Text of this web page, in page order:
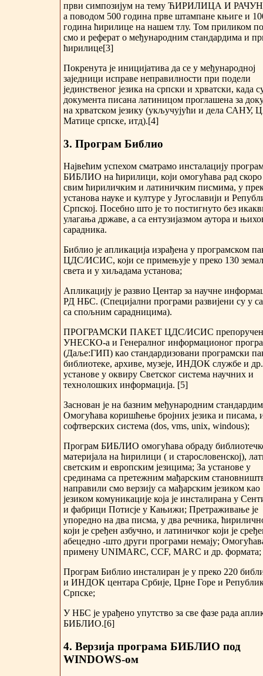
први симпозијум на тему ЋИРИЛИЦА И
а поводом 500 година прве штампане књиге и
година ћирилице на нашем тлу. Том приликом
смо и реферат о међународним стандардима и
ћирилице[3]
Покренута је иницијатива да се у међународној
заједници исправе неправилности при подели
јединственог језика на српски и хрватски, када
документа писана латиницом проглашена за
на хрватском језику (укључујући и дела САНУ,
Матице српске, итд).[4]
3. Програм Библио
Највећим успехом сматрамо инсталацију
БИБЛИО на ћирилици, који омогућава рад
свим ћириличким и латиничким писмима, у
установа науке и културе у Југославији и
Српској. Посебно што је то постигнуто без
улагања државе, а са ентузијазмом аутора и
сарадника.
Библио је апликација израђена у програмском
ЦДС/ИСИС, који се примењује у преко 130
света и у хиљадама установа;
Апликацију је развио Центар за научне
РД НБС. (Специјални програми развијени су у
са спољним сарадницима).
ПРОГРАМСКИ ПАКЕТ ЦДС/ИСИС препоручен
УНЕСКО-а и Генералног информационог
(Даље:ГИП) као стандардизовани програмски
библиотеке, архиве, музеје, ИНДОК службе и др.
установе у оквиру Светског система научних и
технолошких информација. [5]
Заснован је на базним међународним
Омогућава коришћење бројних језика и писама,
софтверских система (dos, vms, unix, windous);
Програм БИБЛИО омогућава обраду
материјала на ћирилици ( и старословенској),
светским и европским језицима; За установе у
срединама са претежним мађарским
направили смо верзију са мађарским језиком као
језиком комуникације која је инсталирана у
и фабрици Потисје у Кањижи; Претраживање је
упоредно на два писма, у два речника,
који је сређен азбучно, и латиничког који је
абецедно -што други програми немају;
примену UNIMARC, CCF, MARC и др. формата;
Програм Библио инсталиран је у преко 220
и ИНДОК центара Србије, Црне Горе и
Српске;
У НБС је урађено упутство за све фазе рада
БИБЛИО.[6]
4. Верзија програма БИБЛИО под
WINDOWS-ом